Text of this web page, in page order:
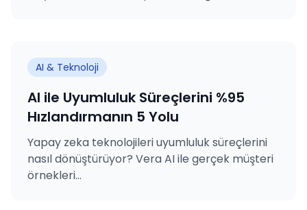
AI & Teknoloji
AI ile Uyumluluk Süreçlerini %95
Hızlandırmanın 5 Yolu
Yapay zeka teknolojileri uyumluluk süreçlerini
nasıl dönüştürüyor? Vera AI ile gerçek müşteri
örnekleri...